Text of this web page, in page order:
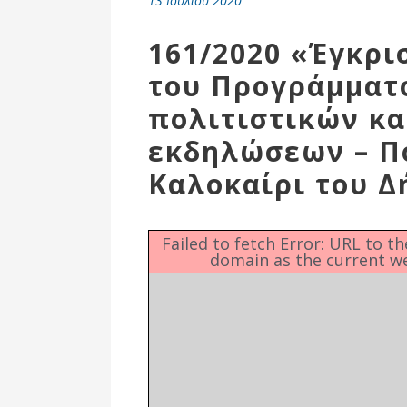
Δημοτικές
Ενότητες
161/2020
του
πολιτιστικών
εκδηλώσεων –
Καλοκαίρι του
Failed to fetch Error: URL to
domain as the current